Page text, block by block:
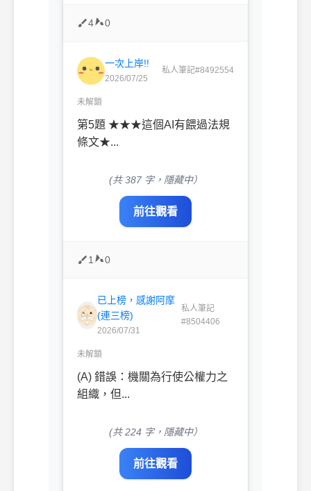
4 0
一次上岸!!
2026/07/25
私人筆記#8492554
未解鎖
第5題 ★★★這個AI有餵過法規
條文★...
(共 387 字，隱藏中）
前往觀看
1 0
已上榜，感謝阿摩
(連三榜)
2026/07/31
私人筆記
#8504406
未解鎖
(A) 錯誤：機關為行使公權力之
組織，但...
(共 224 字，隱藏中）
前往觀看